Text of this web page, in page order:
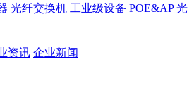
光纤交换机 工业级设备 POE&AP 光
资讯 企业新闻